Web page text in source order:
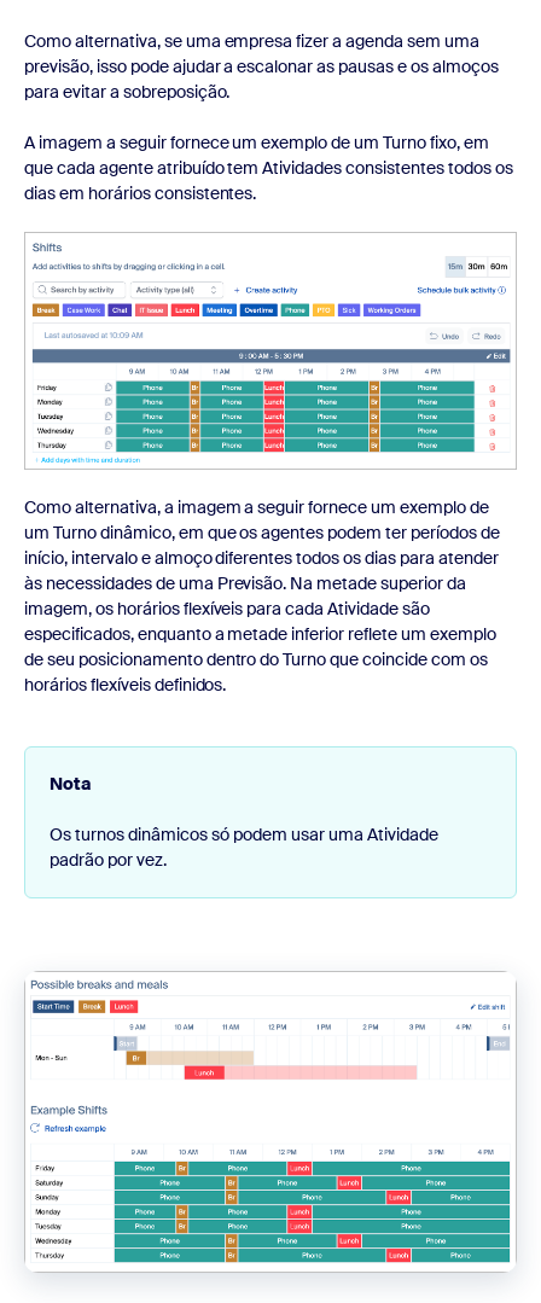
Como alternativa, se uma empresa fizer a agenda sem uma
previsão, isso pode ajudar a escalonar as pausas e os almoços
para evitar a sobreposição.
A imagem a seguir fornece um exemplo de um Turno fixo, em
que cada agente atribuído tem Atividades consistentes todos os
dias em horários consistentes.
Como alternativa, a imagem a seguir fornece um exemplo de
um Turno dinâmico, em que os agentes podem ter períodos de
início, intervalo e almoço diferentes todos os dias para atender
às necessidades de uma Previsão. Na metade superior da
imagem, os horários flexíveis para cada Atividade são
especificados, enquanto a metade inferior reflete um exemplo
de seu posicionamento dentro do Turno que coincide com os
horários flexíveis definidos.
Nota
Os turnos dinâmicos só podem usar uma Atividade
padrão por vez.